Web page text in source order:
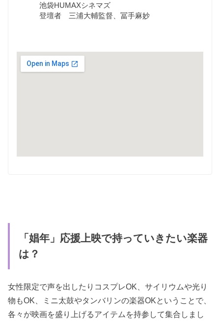
池袋HUMAXシネマズ
登壇者 三浦大輔監督、冨手麻妙
「娼年」応援上映で持っていきたい楽器
は？
女性限定で声を出したりコスプレOK、サイリウムや光り
物もOK、ミニ太鼓やタンバリンの楽器OKということで、
各々が映画を盛り上げるアイテムを持参して集合しまし